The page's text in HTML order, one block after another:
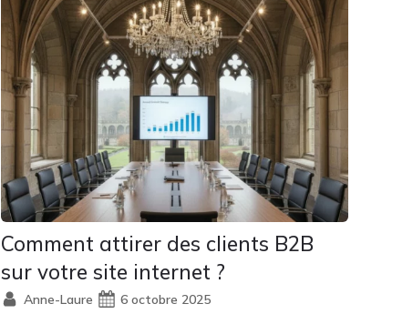
Comment attirer des clients B2B
sur votre site internet ?
Anne-Laure 6 octobre 2025